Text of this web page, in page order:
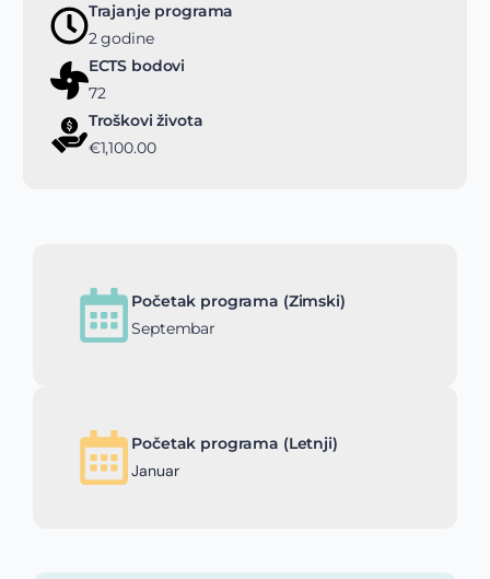
Trajanje programa
2 godine
ECTS bodovi
72
Troškovi života
€1,100.00
Početak programa (Zimski)
Septembar
Početak programa (Letnji)
Januar